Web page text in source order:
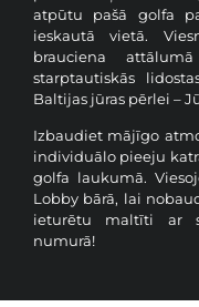
atpūtu pašā golfa
ieskautā vietā.
brauciena
starptautiskās
Baltijas jūras pērlei –
Izbaudiet mājīgo
individuālo pieeju
golfa laukumā.
Lobby bārā, lai
ieturētu maltīti ar
numurā!